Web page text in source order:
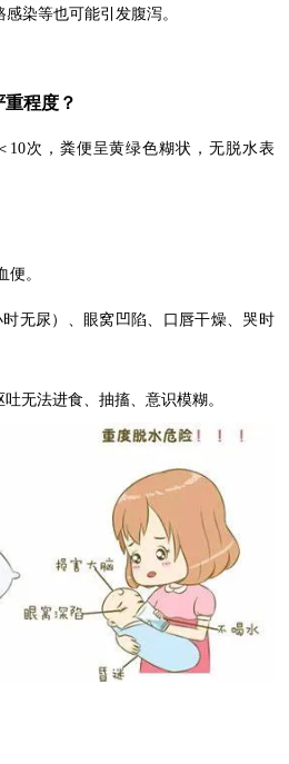
感染等也可能引发腹泻。
程度？
10次，粪便呈黄绿色糊状，无脱水表
便。
无尿）、眼窝凹陷、口唇干燥、哭时
无法进食、抽搐、意识模糊。